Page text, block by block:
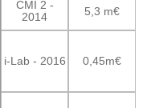
CMI 2 -
2014
5,3 m€
i-Lab - 2016 0,45m€